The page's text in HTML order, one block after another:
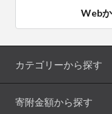
Web
カテゴリーから探す
寄附金額から探す